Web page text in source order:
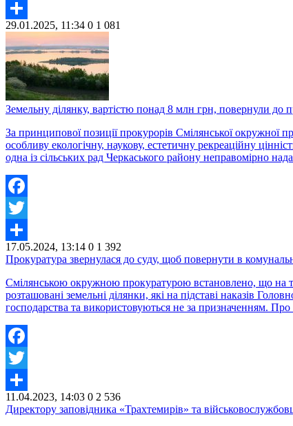
Twitter
Share
29.01.2025, 11:34 0 1 081
Земельну ділянку, вартістю понад 8 млн грн, повернули до
За принципової позиції прокурорів Смілянської окружної
особливу екологічну, наукову, естетичну рекреаційну
одна із сільських рад Черкаського району неправомірно
Facebook
Twitter
Share
17.05.2024, 13:14 0 1 392
Прокуратура звернулася до суду, щоб повернути в
Смілянською окружною прокуратурою встановлено, що на
розташовані земельні ділянки, які на підставі наказів
господарства та використовуються не за призначенням.
Facebook
Twitter
Share
11.04.2023, 14:03 0 2 536
Директору заповідника «Трахтемирів» та